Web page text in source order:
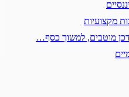
מוטבים, למשוך כסף…